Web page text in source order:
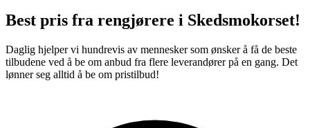
Best pris fra rengjørere i Skedsmokorset!
Daglig hjelper vi hundrevis av mennesker som ønsker å få de beste
tilbudene ved å be om anbud fra flere leverandører på en gang. Det
lønner seg alltid å be om pristilbud!